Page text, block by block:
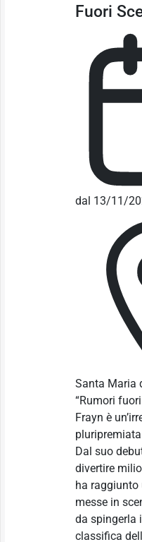
Fuori
dal 13/11/
Santa Maria
“Rumori
Frayn è
Dal suo
divertire
ha raggiunto
messe in
da spingerla
classifica